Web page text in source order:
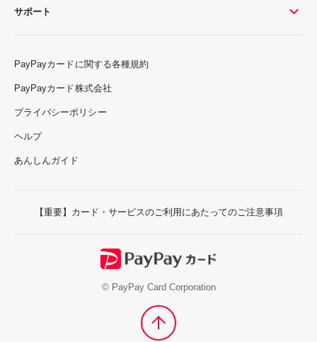
サポート
PayPayカードに関する各種規約
PayPayカード株式会社
プライバシーポリシー
ヘルプ
あんしんガイド
【重要】カード・サービスのご利用にあたってのご注意事項
© PayPay Card Corporation